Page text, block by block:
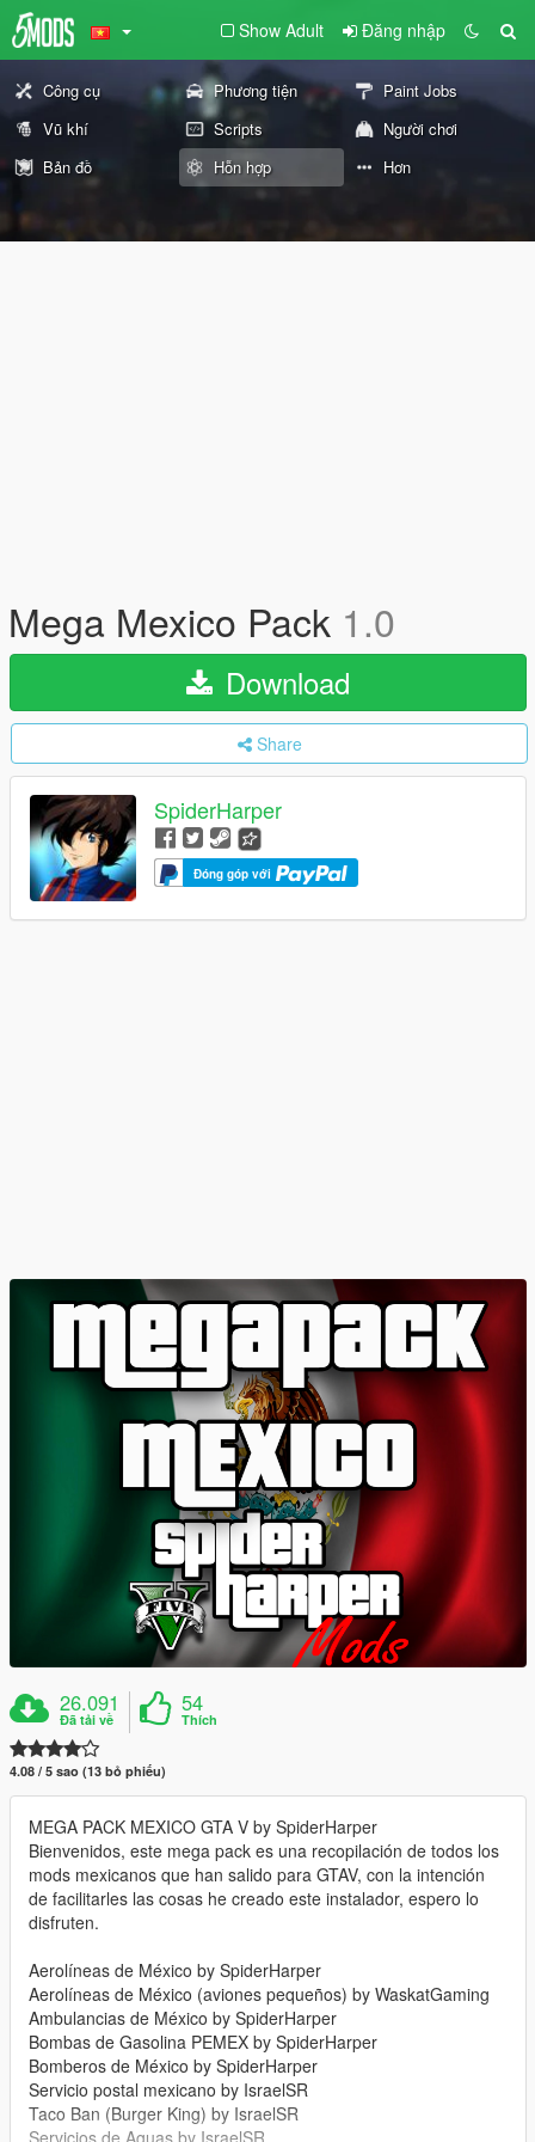
Show Adult Đăng nhập
Công cụ Phương tiện
Paint Jobs
Vũ khí
Scripts
Người chơi
Bản đồ
Hỗn hợp Hơn
Mega Mexico Pack 1.0
Download
Share
SpiderHarper
Đóng góp với
26.091
Đã tải về
54
Thích
4.08 / 5 sao (13 bỏ phiếu)
MEGA PACK MEXICO GTA V by SpiderHarper
Bienvenidos, este mega pack es una recopilación de todos los
mods mexicanos que han salido para GTAV, con la intención
de facilitarles las cosas he creado este instalador, espero lo
disfruten.
Aerolíneas de México by SpiderHarper
Aerolíneas de México (aviones pequeños) by WaskatGaming
Ambulancias de México by SpiderHarper
Bombas de Gasolina PEMEX by SpiderHarper
Bomberos de México by SpiderHarper
Servicio postal mexicano by IsraelSR
Taco Ban (Burger King) by IsraelSR
Servicios de Aguas by IsraelSR